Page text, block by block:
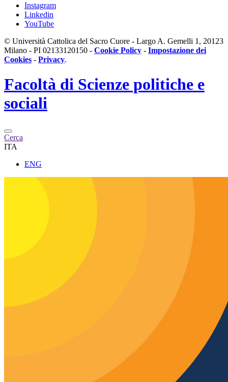
Instagram
Linkedin
YouTube
© Università Cattolica del Sacro Cuore - Largo A. Gemelli 1, 20123
Milano - PI 02133120150 - Cookie Policy - Impostazione dei
Cookies - Privacy.
Facoltà di Scienze politiche e
sociali
Cerca
ITA
ENG